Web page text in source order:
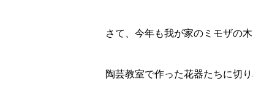
さて、今年も我が家のミモザの
陶芸教室で作った花器たちに切